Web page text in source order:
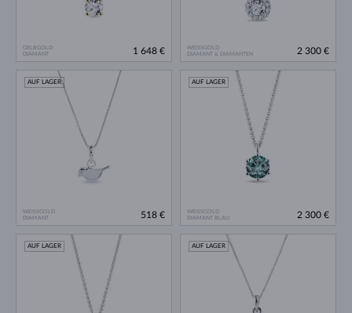
GELBGOLD
DIAMANT
1 648 €
WEISSGOLD
DIAMANT & DIAMANTEN
2 300 €
WEISSGOLD
DIAMANT
AUF LAGER
518 €
WEISSGOLD
DIAMANT BLAU
AUF LAGER
2 300 €
AUF LAGER AUF LAGER